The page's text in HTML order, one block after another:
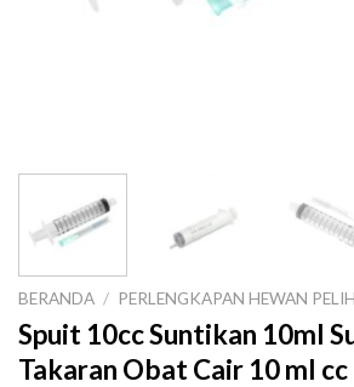
BERANDA / PERLENGKAPAN HEWAN
Spuit 10cc Suntikan 10ml
Takaran Obat Cair 10 ml cc